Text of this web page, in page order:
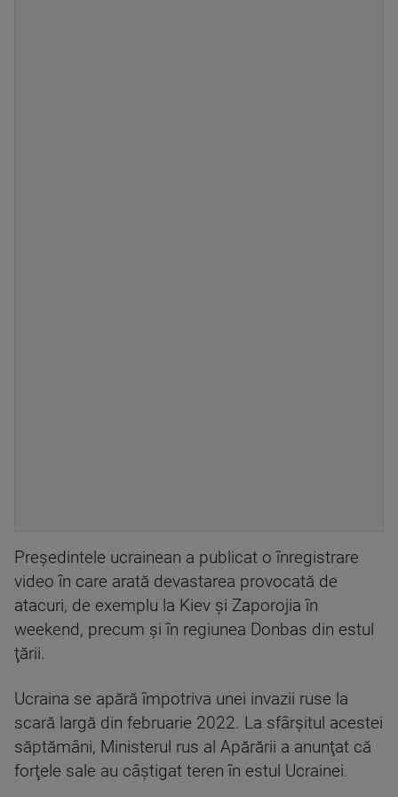
Preşedintele ucrainean a publicat o înregistrare
video în care arată devastarea provocată de
atacuri, de exemplu la Kiev şi Zaporojia în
weekend, precum şi în regiunea Donbas din estul
ţării.
Ucraina se apără împotriva unei invazii ruse la
scară largă din februarie 2022. La sfârşitul acestei
săptămâni, Ministerul rus al Apărării a anunţat că
forţele sale au câştigat teren în estul Ucrainei.